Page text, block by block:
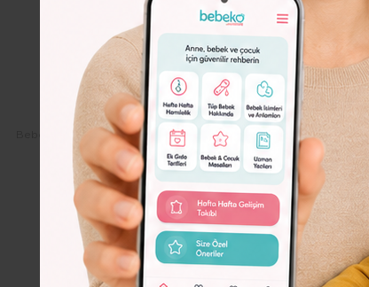
Hamilelik Tüp Bebek Tüp Bebek